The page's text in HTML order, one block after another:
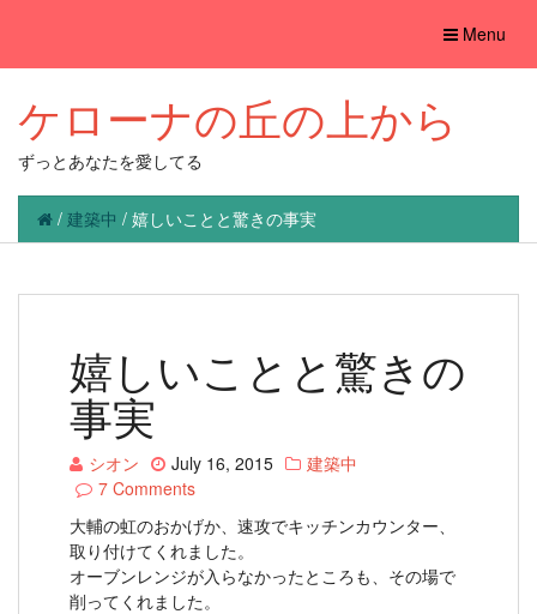
Toggle
Menu
ケローナの丘の上から
ずっとあなたを愛してる
/ 建築中 / 嬉しいことと驚きの事実
嬉しいことと驚きの
事実
シオン July 16, 2015
建築中
7 Comments
大輔の虹のおかげか、速攻でキッチンカウンター、
取り付けてくれました。
オーブンレンジが入らなかったところも、その場で
削ってくれました。